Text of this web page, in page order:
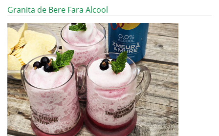
Granita de Bere Fara Alcool